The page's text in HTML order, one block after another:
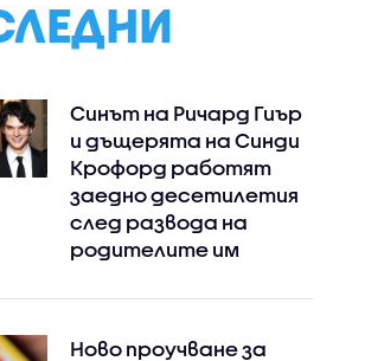
Синът на Ричард Гиър
и дъщерята на Синди
Крофорд работят
заедно десетилетия
след развода на
родителите им
Ново проучване за